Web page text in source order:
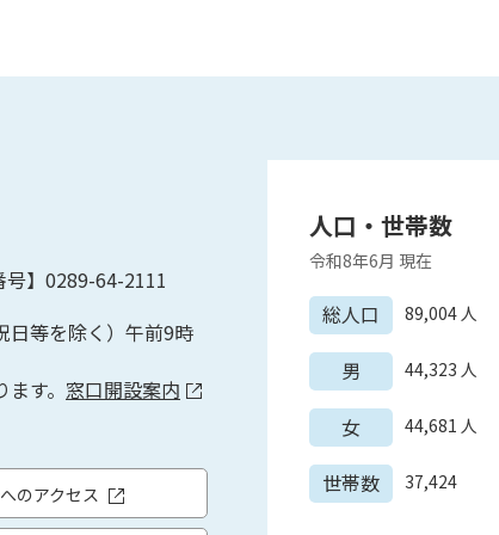
号】0289-64-2111
日等を除く）午前9時
す。 窓口開設案内
のアクセス
人口・世帯数
令和8年6月 現在
総人口 89,004人
男 44,323 人
女 44,681 人
世帯数 37,424